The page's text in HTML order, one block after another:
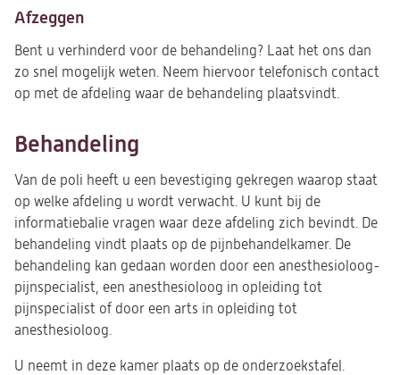
Afzeggen
Bent u verhinderd voor de behandeling? Laat het ons dan
zo snel mogelijk weten. Neem hiervoor telefonisch contact
op met de afdeling waar de behandeling plaatsvindt.
Behandeling
Van de poli heeft u een bevestiging gekregen waarop staat
op welke afdeling u wordt verwacht. U kunt bij de
informatiebalie vragen waar deze afdeling zich bevindt. De
behandeling vindt plaats op de pijnbehandelkamer. De
behandeling kan gedaan worden door een anesthesioloog-
pijnspecialist, een anesthesioloog in opleiding tot
pijnspecialist of door een arts in opleiding tot
anesthesioloog.
U neemt in deze kamer plaats op de onderzoekstafel.